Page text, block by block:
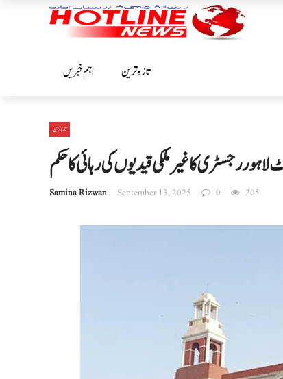
اہم خبریں تازہ ترین
تازہ ترین
رجسٹری کا غیر ملکی قیدیوں کی رہائی کا حکم
Samina Rizwan September 13, 2025 0 205